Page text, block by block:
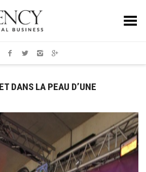
Toggle Menu
DANS LA PEAU D’UNE